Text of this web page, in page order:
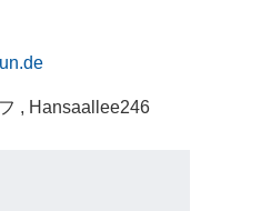
, Hansaallee246